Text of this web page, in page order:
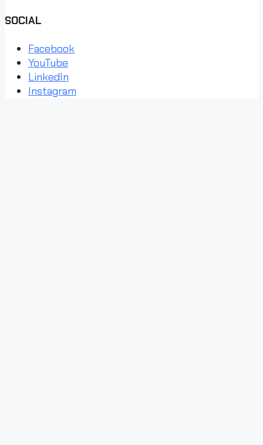
SOCIAL
Facebook
YouTube
LinkedIn
Instagram